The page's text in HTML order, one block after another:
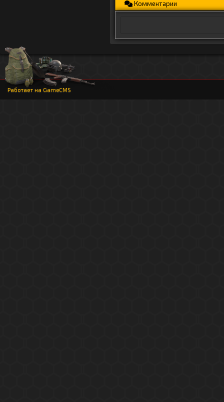
Комментарии
Работает на GameCMS